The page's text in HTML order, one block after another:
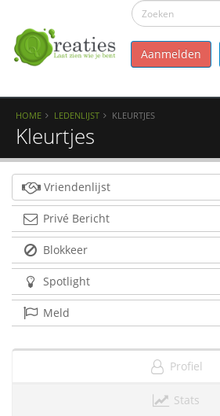
Aanmelden
HOME LEDENLIJST KLEURTJES
Kleurtjes
Vriendenlijst
Privé Bericht
Blokkeer
Spotlight
Meld
Profiel
Stats